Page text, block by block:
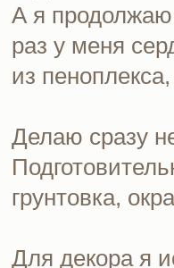
А я продолжаю
раз у меня
из
Делаю сразу
грунтовка,
Для декора я